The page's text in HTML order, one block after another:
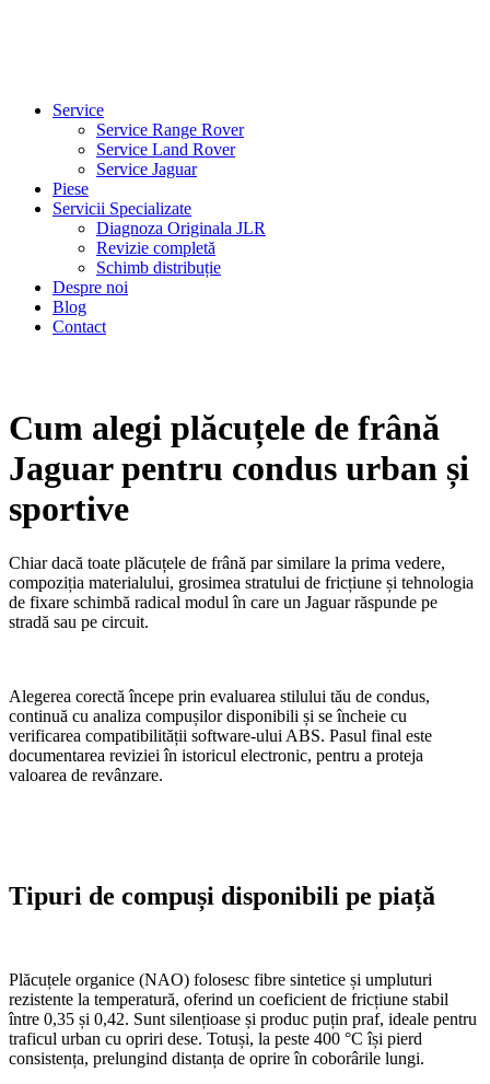
Service
Service Range Rover
Service Land Rover
Service Jaguar
Piese
Servicii Specializate
Diagnoza Originala JLR
Revizie completă
Schimb distribuție
Despre noi
Blog
Contact
Cum alegi plăcuțele de frână
Jaguar pentru condus urban și
sportive
Chiar dacă toate plăcuțele de frână par similare la prima vedere,
compoziția materialului, grosimea stratului de fricțiune și tehnologia
de fixare schimbă radical modul în care un Jaguar răspunde pe
stradă sau pe circuit.
Alegerea corectă începe prin evaluarea stilului tău de condus,
continuă cu analiza compușilor disponibili și se încheie cu
verificarea compatibilității software-ului ABS. Pasul final este
documentarea reviziei în istoricul electronic, pentru a proteja
valoarea de revânzare.
Tipuri de compuși disponibili pe piață
Plăcuțele organice (NAO) folosesc fibre sintetice și umpluturi
rezistente la temperatură, oferind un coeficient de fricțiune stabil
între 0,35 și 0,42. Sunt silențioase și produc puțin praf, ideale pentru
traficul urban cu opriri dese. Totuși, la peste 400 °C își pierd
consistența, prelungind distanța de oprire în coborârile lungi.